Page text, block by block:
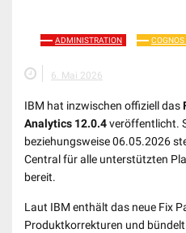
ADMINISTRATION
6. Mai 2026
IBM hat inzwischen offiziell das
Analytics 12.0.4veröffentlicht.
beziehungsweise 06.05.2026
Central für alle unterstützten
bereit.
Laut IBM enthält das neue Fix
Produktkorrekturen und